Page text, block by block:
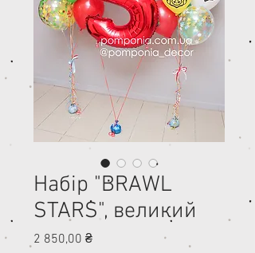
Набір "BRAWL
STARS", великий
2 850,00 ₴Ціна